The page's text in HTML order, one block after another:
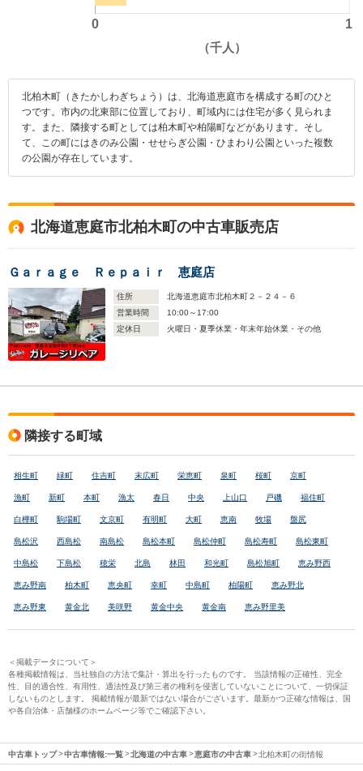
北柏木町（きたかしわぎちょう）は、北海道恵庭市を構成する町のひと
つです。市内の北東部に位置しており、町域内には住宅が多く見られま
す。また、隣接する町としては柏木町や柏陽町などがあります。そし
て、この町にはきのみ公園・せせらぎ公園・ひまわり公園といった複数
の公園が存在しています。
北海道恵庭市北柏木町の中古車販売店
Ｇａｒａｇｅ Ｒｅｐａｉｒ 恵庭店
住所
北海道恵庭市北柏木町２－２４－６
営業時間
10:00～17:00
定休日
火曜日・夏季休業・年末年始休業・その他
隣接する町域
相生町 緑町 住吉町 末広町 栄恵町 泉町 桜町 京町
漁町 新町 本町 漁太 春日 中央 上山口 戸磯 福住町
白樺町 駒場町 文京町 有明町 大町 恵南 牧場 盤尻
島松沢 西島松 南島松 島松本町 島松仲町 島松寿町 島松東町
中島松 下島松 穂栄 北島 林田 和光町 島松旭町 恵み野西
恵み野南 柏木町 恵央町 幸町 中島町 柏陽町 恵み野北
恵み野東 黄金北 美咲野 黄金中央 黄金南 恵み野里美
＜掲載データについて＞
各種掲載情報は、当社独自の方法で集計・算出を行ったものです。 当該情報の正確性、完全
性、目的適合性、有用性、適法性及び第三者の権利を侵害していないことについて、一切保証
しないものとします。 掲載情報が最新ではない場合がございます。最新かつ正確な情報は、国
や各自治体・店舗様のホームページ等でご確認下さい。
中古車トップ 中古車情報:一覧 北海道の中古車 恵庭市の中古車 北柏木町の街情報